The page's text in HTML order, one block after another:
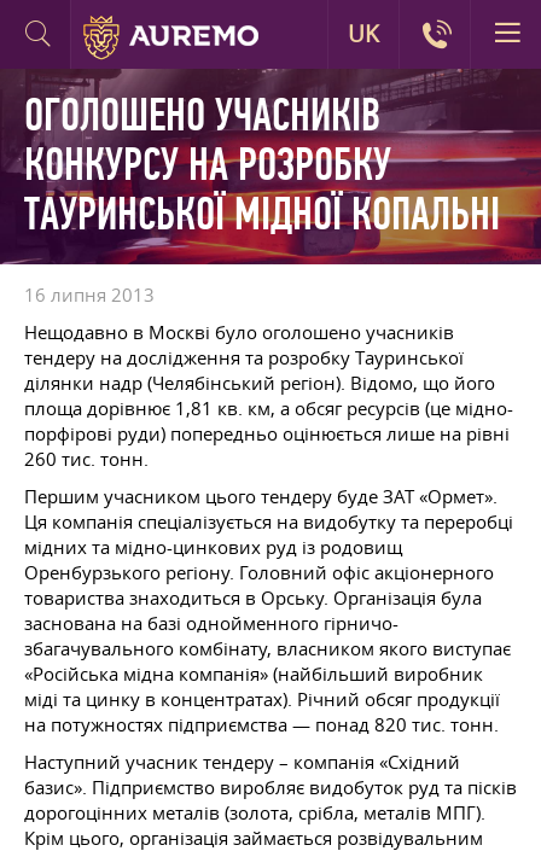
ОГОЛОШЕНО УЧАСНИКІВ
КОНКУРСУ НА РОЗРОБКУ
ТАУРИНСЬКОЇ МІДНОЇ КОПАЛЬНІ
16 липня 2013
Нещодавно в Москві було оголошено учасників
тендеру на дослідження та розробку Тауринської
ділянки надр (Челябінський регіон). Відомо, що його
площа дорівнює 1,81 кв. км, а обсяг ресурсів (це мідно-
порфірові руди) попередньо оцінюється лише на рівні
260 тис. тонн.
Першим учасником цього тендеру буде ЗАТ «Ормет».
Ця компанія спеціалізується на видобутку та переробці
мідних та мідно-цинкових руд із родовищ
Оренбурзького регіону. Головний офіс акціонерного
товариства знаходиться в Орську. Організація була
заснована на базі однойменного гірничо-
збагачувального комбінату, власником якого виступає
«Російська мідна компанія» (найбільший виробник
міді та цинку в концентратах). Річний обсяг продукції
на потужностях підприємства — понад 820 тис. тонн.
Наступний учасник тендеру – компанія «Східний
базис». Підприємство виробляє видобуток руд та пісків
дорогоцінних металів (золота, срібла, металів МПГ).
Крім цього, організація займається розвідувальним
UK